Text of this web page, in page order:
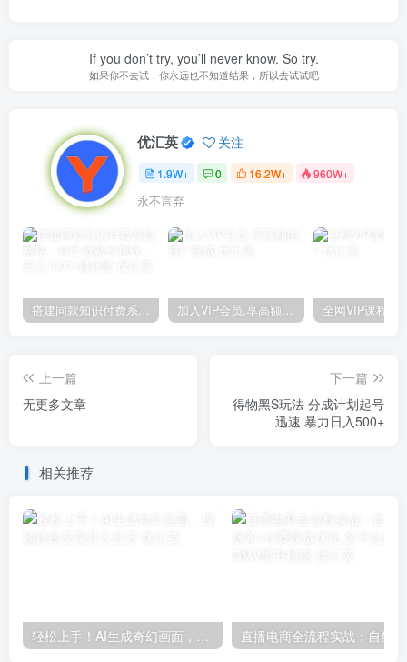
If you don’t try, you’ll never know. So try.
如果你不去试，你永远也不知道结果，所以去试试吧
优汇英 关注
1.9W+ 0 16.2W+ 960W+
永不言弃
搭建同款知识付费系统网站，自己做站长挣钱，日入1000+很轻松 加入VIP会员,享高额的推广提成
上一篇
无更多文章
下一篇
得物黑S玩法 分成计划起号
迅速 暴力日入500+
相关推荐
轻松上手！AI生成奇幻画面，视频轻松变现月入过万